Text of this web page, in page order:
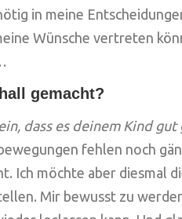
in meine
Wünsche vertreten
gemacht?
dass es deinem Kind gut
fehlen noch
Ich möchte aber diesmal
Mir bewusst zu